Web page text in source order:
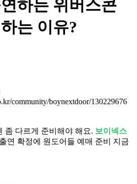
하는 위버스콘
는 이유?
community/boynextdoor/130229676
좀 다르게 준비해야 해요. 보이넥스
연 확정에 원도어들 예매 준비 지금